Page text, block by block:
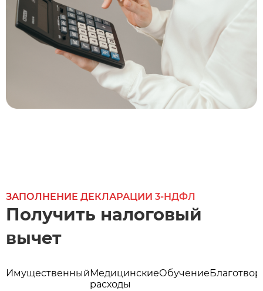
ЗАПОЛНЕНИЕ ДЕКЛАРАЦИИ 3-НДФЛ
Получить налоговый
вычет
ИмущественныйМедицинские
расходы
Обучение